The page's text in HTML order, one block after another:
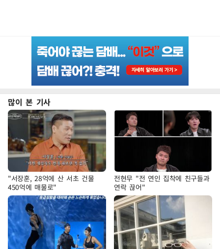
많이 본 기사
"서장훈, 28억에 산 서초 건물
450억에 매물로"
전현무 "전 연인 집착에 친구들과
연락 끊어"